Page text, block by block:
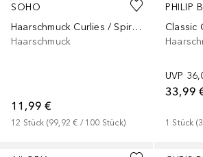
SOHO
Haarschmuck Curlies / Spiralen mit Kristall
Haarschmuck
11,99 €
12 Stück (99,92 € / 100 Stück)
PHILIP
UVP
33,99
1 Stück (